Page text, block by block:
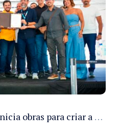
Prefeitura de Manaus inicia obras para criar a primeira Rua Gastronômica de Manaus na Ferreira Pena